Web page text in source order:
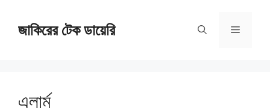
জাকিরের টেক ডায়েরি Menu
এলার্ম